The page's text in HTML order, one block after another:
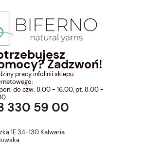
Zadzwoń!
pracy infolinii sklepu
do czw. 8:00 - 16:00, pt. 8:00 -
330 59 00
1E 34-130 Kalwaria